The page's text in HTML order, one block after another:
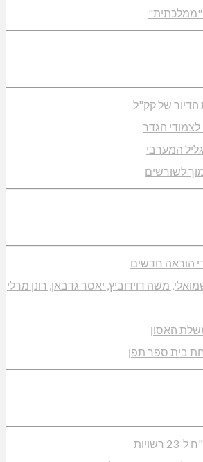
"ממלכתית"
הדיור של קק"ל
הגדר
המערבי
לשורשים
משה דוידוביץ, יאסר גדבאן, רונן מרלי
האסון
בית ספר תפן